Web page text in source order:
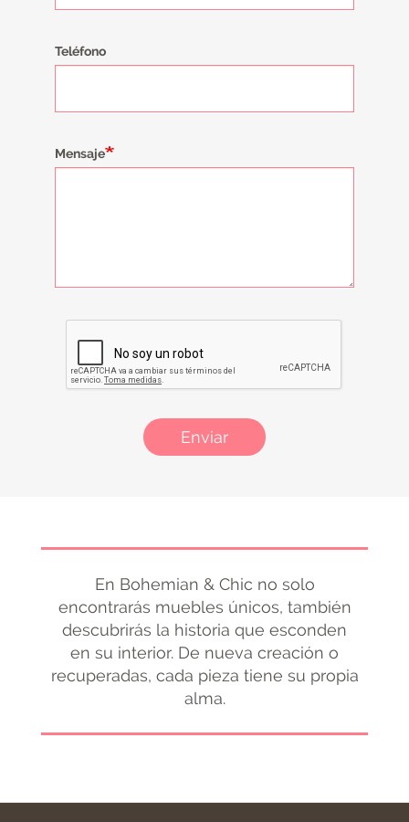
Teléfono
Mensaje
Enviar
En Bohemian & Chic no solo
encontrarás muebles únicos, también
descubrirás la historia que esconden
en su interior. De nueva creación o
recuperadas, cada pieza tiene su propia
alma.